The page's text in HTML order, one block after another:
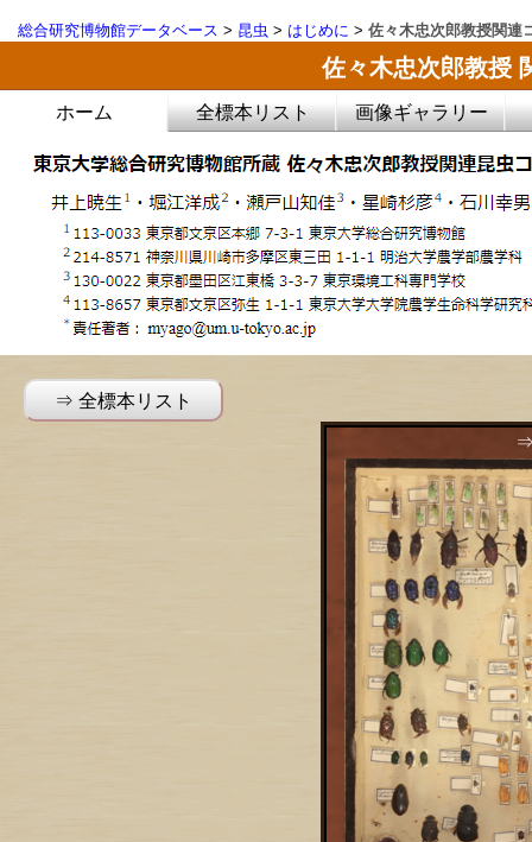
総合研究博物館データベース > 昆虫 > はじめに > 佐々木忠次郎教授関連
佐々木忠次郎教授
ホーム 全標本リスト 画像ギャラリー
⇒ 全標本リスト
⇒